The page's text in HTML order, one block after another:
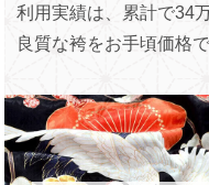
利用実績は、累計で34
良質な袴をお手頃価格